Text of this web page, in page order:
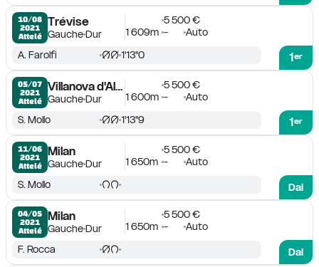
10/08
2021
Attelé
Trévise
GaucheDur
5 500 €
1 609m - Auto
1er
A. Farolfi 1'13''0
05/07
2021
Attelé
Villanova d'Albenga
GaucheDur
5 500 €
1 600m - Auto
1er
S. Mollo 1'13''9
11/06
2021
Attelé
Milan
GaucheDur
5 500 €
1 650m -
Auto
Dai
S. Mollo
04/05
2021
Attelé
Milan
GaucheDur
5 500 €
1 650m -
Auto
Dai
F. Rocca